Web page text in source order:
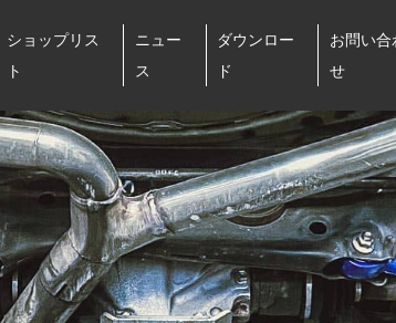
ショップリス
ト
ニュー
ス
ダウンロー
ド
お問い合
せ